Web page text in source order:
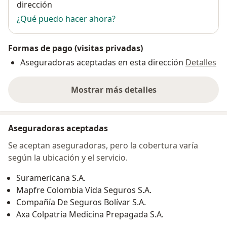
dirección
¿Qué puedo hacer ahora?
Formas de pago (visitas privadas)
Aseguradoras aceptadas en esta dirección Detalles
Mostrar más detalles
sobre la dirección
Aseguradoras aceptadas
Se aceptan aseguradoras, pero la cobertura varía
según la ubicación y el servicio.
Suramericana S.A.
Mapfre Colombia Vida Seguros S.A.
Compañía De Seguros Bolívar S.A.
Axa Colpatria Medicina Prepagada S.A.